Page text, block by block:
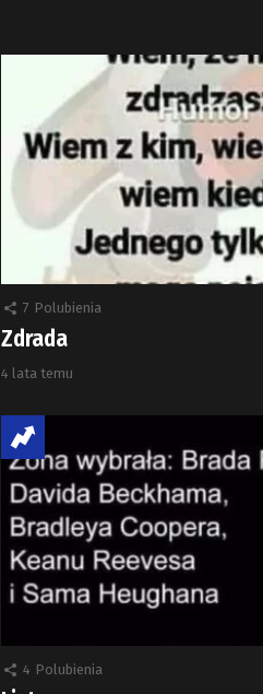
7 Polubienia
Zdrada
4 lata temu
4 Polubienia